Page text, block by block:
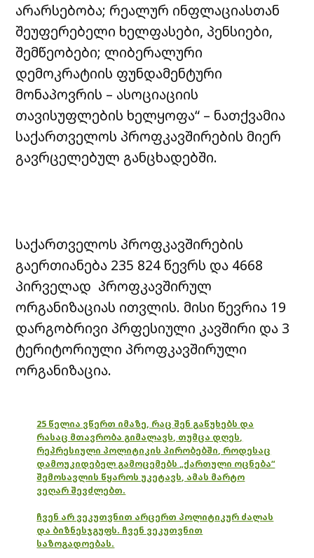
არარსებობა; რეალურ ინფლაციასთან
შეუფერებელი ხელფასები, პენსიები,
შემწეობები; ლიბერალური
დემოკრატიის ფუნდამენტური
მონაპოვრის – ასოციაციის
თავისუფლების ხელყოფა“ – ნათქვამია
საქართველოს პროფკავშირების მიერ
გავრცელებულ განცხადებში.
საქართველოს პროფკავშირების
გაერთიანება 235 824 წევრს და 4668
პირველად პროფკავშირულ
ორგანიზაციას ითვლის. მისი წევრია 19
დარგობრივი პრფესიული კავშირი და 3
ტერიტორიული პროფკავშირული
ორგანიზაცია.
25 წელია ვწერთ იმაზე, რაც შენ გაწუხებს და
რასაც მთავრობა გიმალავს, თუმცა დღეს,
რეპრესიული პოლიტიკის პირობებში, როდესაც
დამოუკიდებელ გამოცემებს „ქართული ოცნება“
შემოსავლის წყაროს უკეტავს, ამას მარტო
ვეღარ შევძლებთ.
ჩვენ არ ვეკუთვნით არცერთ პოლიტიკურ ძალას
და ბიზნესჯგუფს. ჩვენ ვეკუთვნით
საზოგადოებას.